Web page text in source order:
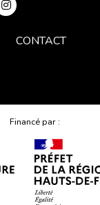
CONTACT
Financé par :